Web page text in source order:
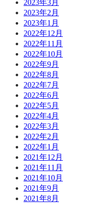
2023年3月
2023年2月
2023年1月
2022年12月
2022年11月
2022年10月
2022年9月
2022年8月
2022年7月
2022年6月
2022年5月
2022年4月
2022年3月
2022年2月
2022年1月
2021年12月
2021年11月
2021年10月
2021年9月
2021年8月